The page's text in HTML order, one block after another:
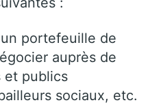
portefeuille de
auprès de
et publics
sociaux, etc.